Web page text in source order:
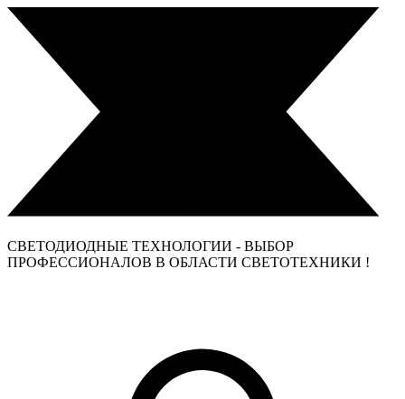
СВЕТОДИОДНЫЕ ТЕХНОЛОГИИ - ВЫБОР
ПРОФЕССИОНАЛОВ В ОБЛАСТИ СВЕТОТЕХНИКИ !